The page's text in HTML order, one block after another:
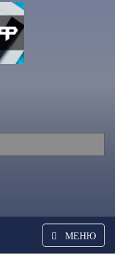
МЕНЮ